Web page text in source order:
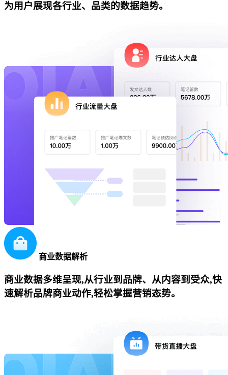
为用户展现各行业、品类的数据趋势。
商业数据解析
商业数据多维呈现,从行业到品牌、从内容到受众,快
速解析品牌商业动作,轻松掌握营销态势。